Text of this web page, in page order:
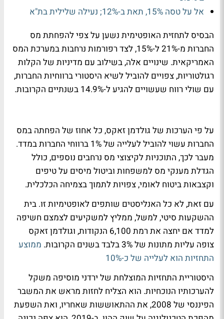
אל על טסה 15%, תאת ב-12%; נעילה שלילית בת"א
הבסיס לתחזית האופטימית נשען על צפי להפחתת מס
החברות מ-21% ל-15%, לצד רפורמות נרחבות במערכת המס
האמריקאית. שינויים אלה, בשילוב עם מדיניות של הקלות
רגולטוריות, צפויים להוביל לשיא היסטורי ברווחיות החברות,
עם שולי רווח שעשויים להגיע ל-14.9% בשנתיים הקרובות.
על פי הערכות של גולדמן זאקס, כל אחוז של הפחתה במס
החברות עשוי להוביל לעלייה של 1% ברווחי החברות במדד.
מעבר לכך, התוכניות לקיצוצי מס נרחבים נוספים, כולל
הגדלת מענקי מס למשפחות וביטול מיסים על טיפים
וקצבאות ביטוח לאומי, צפויות לתמוך בצמיחה הכלכלית.
עם זאת, לא כל האנליסטים שותפים לאופטימיות זו. בית
ההשקעות סיטי, למשל, ממליץ למשקיעים לצמצם חשיפה
למדד אם יחצה את רמת 6,100 הנקודות, וגולדמן זאקס
צופה עליות מתונות של 3% בלבד בשנים הקרובות.
ממוצע
התחזיות הוא לעלייה של כ-10%
היסטוריית התחזיות המוצלחת של ירדני מוסיפה משקל
להערכותיו הנוכחיות. הוא הצליח לחזות מראש את המשבר
הפיננסי של 2008, את ההתאוששות שאחריו, ואת השפעת